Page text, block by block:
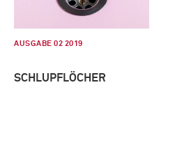
AUSGABE 02 2019
SCHLUPFLÖCHER